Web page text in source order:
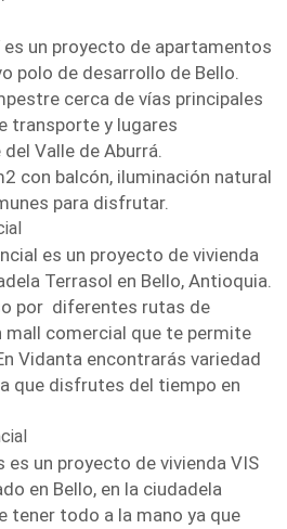
es un proyecto de apartamentos
polo de desarrollo de Bello.
cerca de vías principales
transporte y lugares
Valle de Aburrá.
con balcón, iluminación natural
para disfrutar.
es un proyecto de vivienda
Terrasol en Bello, Antioquia.
por diferentes rutas de
mall comercial que te permite
Vidanta encontrarás variedad
que disfrutes del tiempo en
un proyecto de vivienda VIS
en Bello, en la ciudadela
tener todo a la mano ya que